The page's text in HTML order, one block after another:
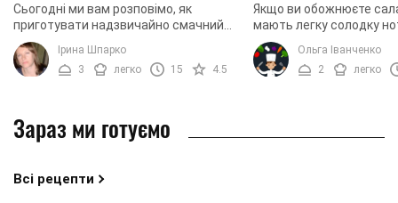
Сьогодні ми вам розповімо, як
приготувати надзвичайно смачний
салат, який матиме приємну солодку
нотку. Страва готується з
використанням ...
Ірина Шпарко
3
легко 15 4.5
Якщо ви обожнюєте
мають легку солодку
свіжий фруктовий
рецепт для вас. Адже
приготувати салат, ...
Ольга Іванченко
2
легко
Зараз ми готуємо
Всі рецепти